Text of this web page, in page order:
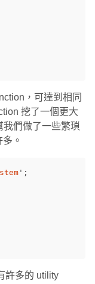
，可達到相同
挖了一個更大
我們做了一些繁瑣
。
' ;
許多的 utility